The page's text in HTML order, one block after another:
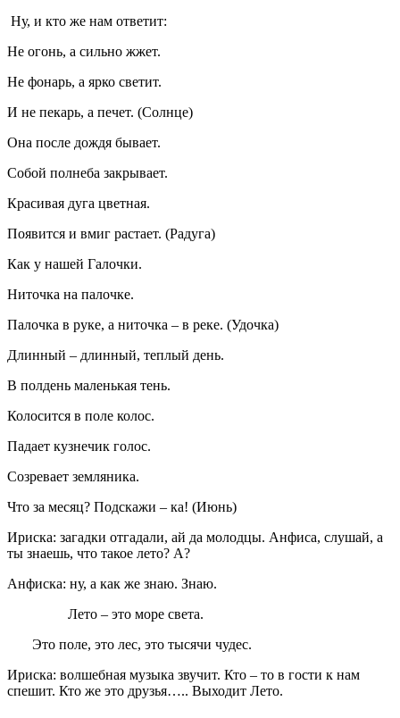
Ну, и кто же нам ответит:
Не огонь, а сильно жжет.
Не фонарь, а ярко светит.
И не пекарь, а печет. (Солнце)
Она после дождя бывает.
Собой полнеба закрывает.
Красивая дуга цветная.
Появится и вмиг растает. (Радуга)
Как у нашей Галочки.
Ниточка на палочке.
Палочка в руке, а ниточка – в реке. (Удочка)
Длинный – длинный, теплый день.
В полдень маленькая тень.
Колосится в поле колос.
Падает кузнечик голос.
Созревает земляника.
Что за месяц? Подскажи – ка! (Июнь)
Ириска: загадки отгадали, ай да молодцы. Анфиса, слушай, а
ты знаешь, что такое лето? А?
Анфиска: ну, а как же знаю. Знаю.
Лето – это море света.
Это поле, это лес, это тысячи чудес.
Ириска: волшебная музыка звучит. Кто – то в гости к нам
спешит. Кто же это друзья….. Выходит Лето.